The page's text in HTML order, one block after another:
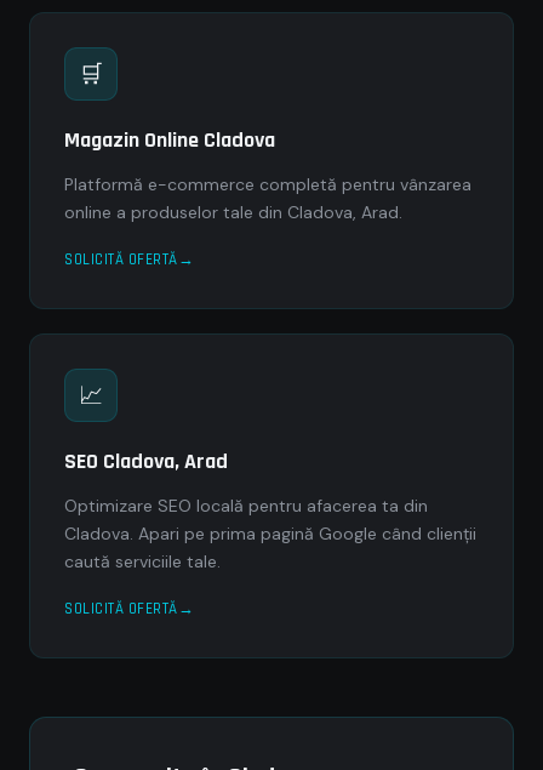
🛒
Magazin Online Cladova
Platformă e-commerce completă pentru vânzarea
online a produselor tale din Cladova, Arad.
SOLICITĂ OFERTĂ
📈
SEO Cladova, Arad
Optimizare SEO locală pentru afacerea ta din
Cladova. Apari pe prima pagină Google când clienții
caută serviciile tale.
SOLICITĂ OFERTĂ